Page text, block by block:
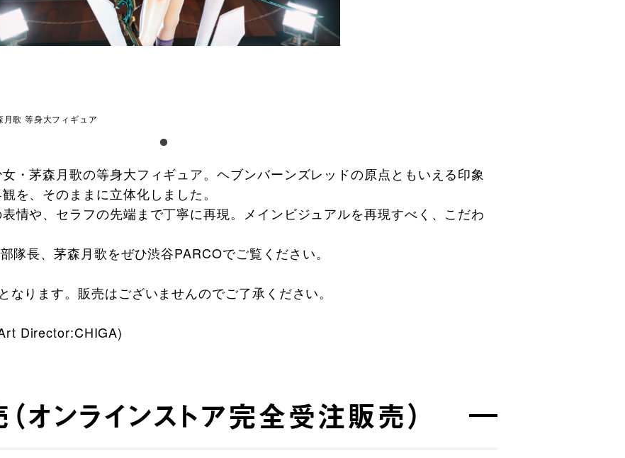
月歌 等身大フィギュア
・茅森月歌の等身大フィギュア。ヘブンバーンズレッドの原点ともいえる印象
を、そのままに立体化しました。
情や、セラフの先端まで丁寧に再現。メインビジュアルを再現すべく、こだわ
隊長、茅森月歌をぜひ渋谷PARCOでご覧ください。
なります。販売はございませんのでご了承ください。
Director:CHIGA)
オンラインストア完全受注販売）